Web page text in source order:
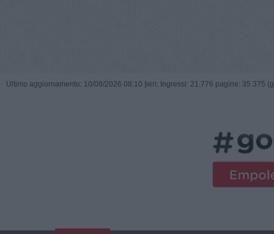
Ultimo aggiornamento: 10/08/2026 08:10 | ieri: Ingressi: 21.776 pagine: 35.375